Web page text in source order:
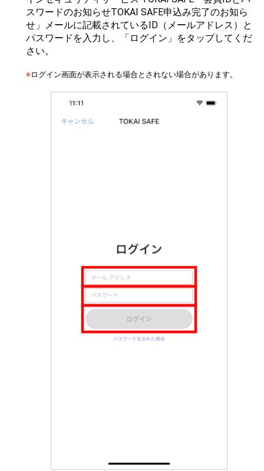
スワードのお知らせTOKAI SAFE申込み完了のお知ら
せ」メールに記載されているID（メールアドレス）と
パスワードを入力し、「ログイン」をタップしてくだ
さい。
※ ログイン画面が表示される場合とされない場合があります。